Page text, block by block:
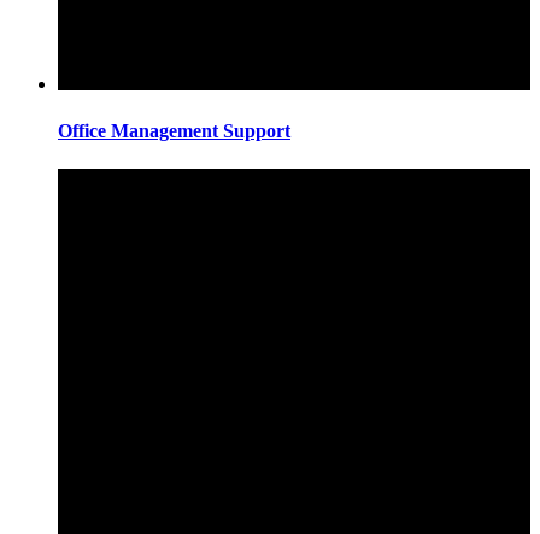
Office Management Support